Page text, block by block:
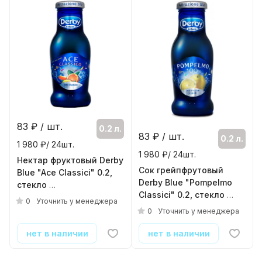
83 ₽ / шт.
0.2 л.
1 980 ₽/ 24шт.
Нектар фруктовый Derby
Blue "Ace Classici" 0.2,
стекло
( 24шт./уп. )
0 Уточнить у менеджера
нет в наличии
83 ₽ / шт.
0.2 л.
1 980 ₽/ 24шт.
Сок грейпфрутовый
Derby Blue "Pompelmo
Classici" 0.2, стекло
( 24шт./уп. )
0 Уточнить у менеджера
нет в наличии